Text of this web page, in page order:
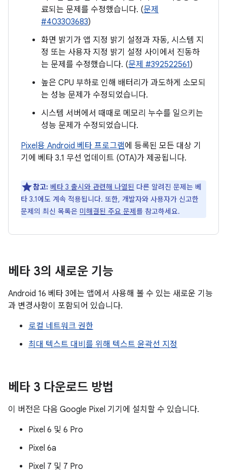
료되는 문제를 수정했습니다. (문제
#403303683)
화면 밝기가 앱 지정 밝기 설정과 자동, 시스템 지
정 또는 사용자 지정 밝기 설정 사이에서 진동하
는 문제를 수정했습니다. (문제 #392522561)
높은 CPU 부하로 인해 배터리가 과도하게 소모되
는 성능 문제가 수정되었습니다.
시스템 서버에서 때때로 메모리 누수를 일으키는
성능 문제가 수정되었습니다.
Pixel용 Android 베타 프로그램에 등록된 모든 대상 기
기에 베타 3.1 무선 업데이트 (OTA)가 제공됩니다.
참고: 베타 3 출시와 관련해 나열된 다른 알려진 문제는 베
타 3.1에도 계속 적용됩니다. 또한, 개발자와 사용자가 신고한
문제의 최신 목록은 미해결된 주요 문제를 참고하세요.
베타 3의 새로운 기능
Android 16 베타 3에는 앱에서 사용해 볼 수 있는 새로운 기능
과 변경사항이 포함되어 있습니다.
로컬 네트워크 권한
최대 텍스트 대비를 위해 텍스트 윤곽선 지정
베타 3 다운로드 방법
이 버전은 다음 Google Pixel 기기에 설치할 수 있습니다.
Pixel 6 및 6 Pro
Pixel 6a
Pixel 7 및 7 Pro